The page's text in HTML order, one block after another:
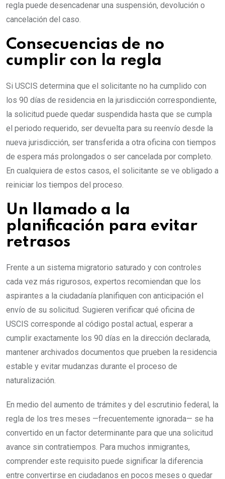
regla puede desencadenar una suspensión, devolución o
cancelación del caso.
Consecuencias de no
cumplir con la regla
Si USCIS determina que el solicitante no ha cumplido con
los 90 días de residencia en la jurisdicción correspondiente,
la solicitud puede quedar suspendida hasta que se cumpla
el periodo requerido, ser devuelta para su reenvío desde la
nueva jurisdicción, ser transferida a otra oficina con tiempos
de espera más prolongados o ser cancelada por completo.
En cualquiera de estos casos, el solicitante se ve obligado a
reiniciar los tiempos del proceso.
Un llamado a la
planificación para evitar
retrasos
Frente a un sistema migratorio saturado y con controles
cada vez más rigurosos, expertos recomiendan que los
aspirantes a la ciudadanía planifiquen con anticipación el
envío de su solicitud. Sugieren verificar qué oficina de
USCIS corresponde al código postal actual, esperar a
cumplir exactamente los 90 días en la dirección declarada,
mantener archivados documentos que prueben la residencia
estable y evitar mudanzas durante el proceso de
naturalización.
En medio del aumento de trámites y del escrutinio federal, la
regla de los tres meses —frecuentemente ignorada— se ha
convertido en un factor determinante para que una solicitud
avance sin contratiempos. Para muchos inmigrantes,
comprender este requisito puede significar la diferencia
entre convertirse en ciudadanos en pocos meses o quedar